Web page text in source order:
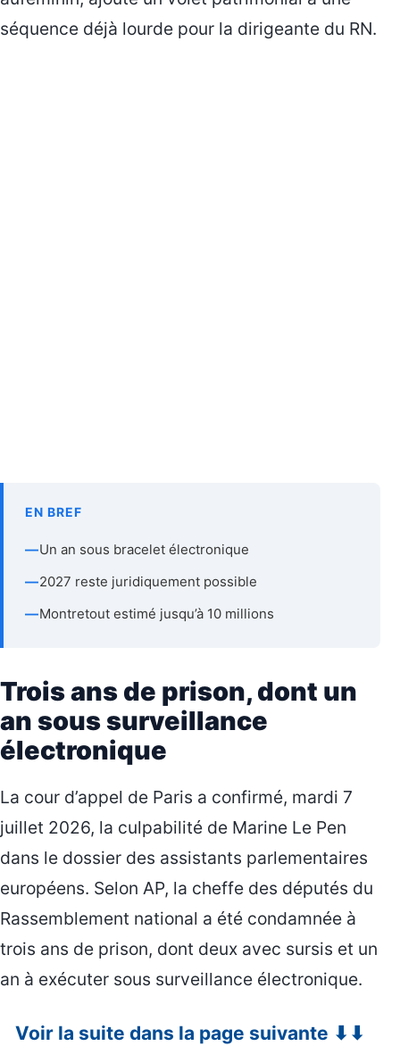
séquence déjà lourde pour la dirigeante du RN.
EN BREF
—Un an sous bracelet électronique
—2027 reste juridiquement possible
—Montretout estimé jusqu’à 10 millions
Trois ans de prison, dont un
an sous surveillance
électronique
La cour d’appel de Paris a confirmé, mardi 7
juillet 2026, la culpabilité de Marine Le Pen
dans le dossier des assistants parlementaires
européens. Selon AP, la cheffe des députés du
Rassemblement national a été condamnée à
trois ans de prison, dont deux avec sursis et un
an à exécuter sous surveillance électronique.
Voir la suite dans la page suivante ⬇⬇